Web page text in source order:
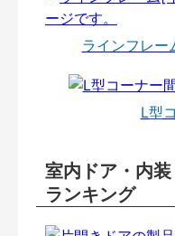
ラインフレ
L型
室内ドア・内
ランキング